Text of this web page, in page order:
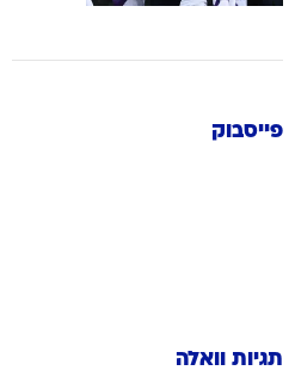
פייסבוק
תגיות וואלה